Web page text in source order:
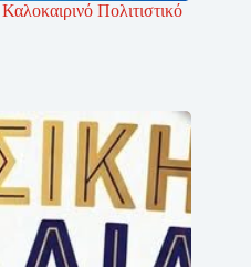
Πολιτιστικό